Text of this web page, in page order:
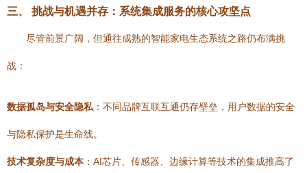
三、 挑战与机遇并存：系统集成服务的核心攻坚点
尽管前景广阔，但通往成熟的智能家电生态系统之路仍布满挑
战：
数据孤岛与安全隐私 ：不同品牌互联互通仍存壁垒，用户数据的安全
与隐私保护是生命线。
技术复杂度与成本：AI芯片、传感器、边缘计算等技术的集成推高了